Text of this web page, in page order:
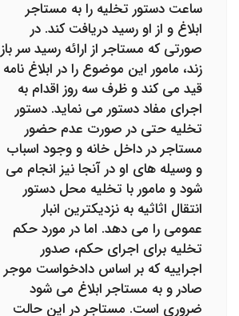
ساعت دستور تخلیه را به مستاجر
ابلاغ و از او رسید دریافت کند. در
صورتی که مستاجر از ارائه رسید سر باز
زند، مامور این موضوع را در ابلاغ نامه
قید می کند و ظرف سه روز اقدام به
اجرای مفاد دستور می نماید. دستور
تخلیه حتی در صورت عدم حضور
مستاجر در داخل خانه و وجود اسباب
و وسیله های او در آنجا نیز انجام می
شود و مامور با تخلیه محل دستور
انتقال اثاثیه به نزدیکترین انبار
عمومی را می دهد. اما در مورد حکم
تخلیه برای اجرای حکم، صدور
اجراییه که بر اساس دادخواست موجر
صادر و به مستاجر ابلاغ می شود
ضروری است. مستاجر در این حالت